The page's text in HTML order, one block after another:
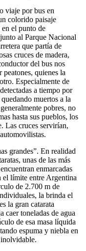
viaje por bus en
colorido paisaje
el punto de
al Parque Nacional
que partía de
cruces de madera,
del bus nos
quienes la
Especialmente de
a tiempo por
muertos a la
pobres, no
hasta sus pueblos, los
Las cruces servirían,
grandes . En realidad
unas de las más
enmarcadas
el límite entre Argentina
de 2.700 m de
la brinda el
la gran catarata
caer toneladas de agua
de esa masa líquida
espuma y niebla en